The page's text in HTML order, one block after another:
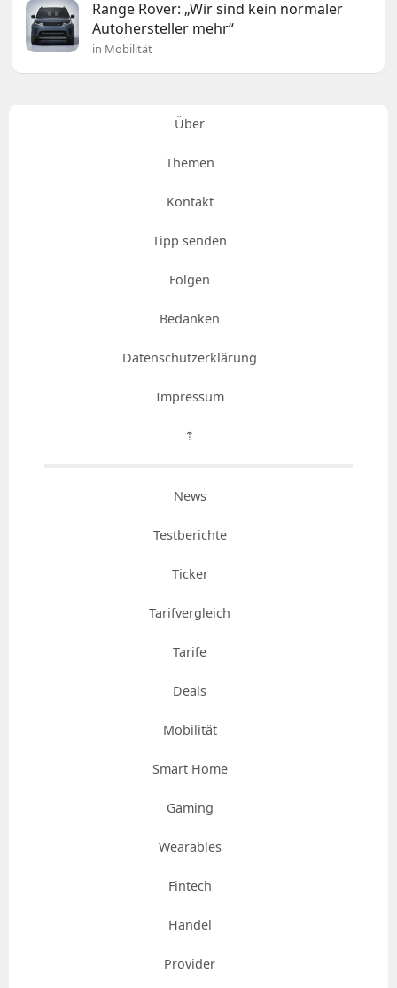
Range Rover: „Wir sind kein normaler
Autohersteller mehr“
in Mobilität
Über
Themen
Kontakt
Tipp senden
Folgen
Bedanken
Datenschutzerklärung
Impressum
⇡
News
Testberichte
Ticker
Tarifvergleich
Tarife
Deals
Mobilität
Smart Home
Gaming
Wearables
Fintech
Handel
Provider